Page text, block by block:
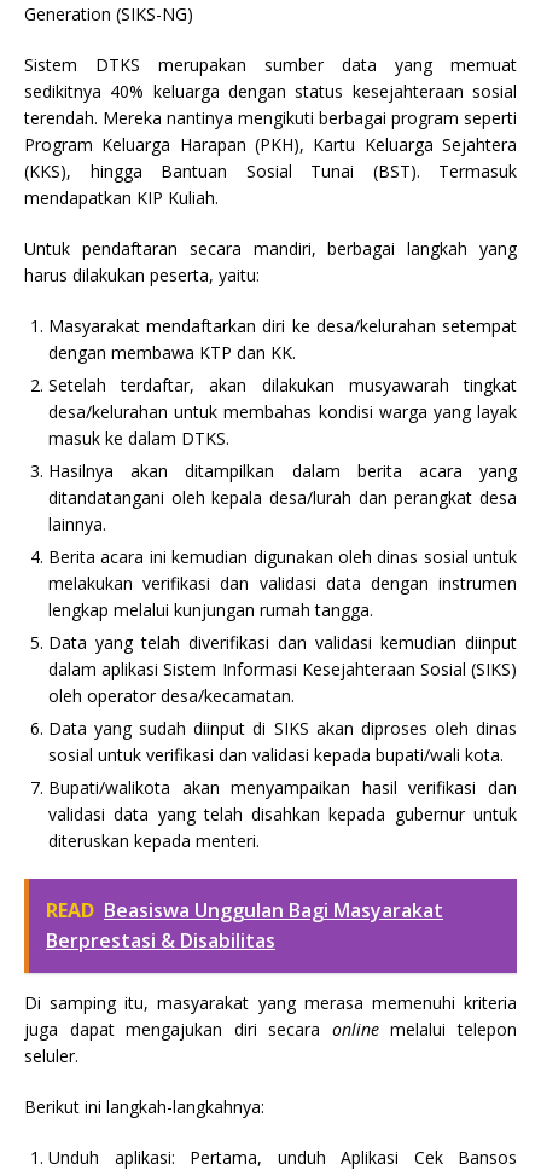
Generation (SIKS-NG)
Sistem DTKS merupakan sumber data yang memuat
sedikitnya 40% keluarga dengan status kesejahteraan sosial
terendah. Mereka nantinya mengikuti berbagai program seperti
Program Keluarga Harapan (PKH), Kartu Keluarga Sejahtera
(KKS), hingga Bantuan Sosial Tunai (BST). Termasuk
mendapatkan KIP Kuliah.
Untuk pendaftaran secara mandiri, berbagai langkah yang
harus dilakukan peserta, yaitu:
Masyarakat mendaftarkan diri ke desa/kelurahan setempat
dengan membawa KTP dan KK.
Setelah terdaftar, akan dilakukan musyawarah tingkat
desa/kelurahan untuk membahas kondisi warga yang layak
masuk ke dalam DTKS.
Hasilnya akan ditampilkan dalam berita acara yang
ditandatangani oleh kepala desa/lurah dan perangkat desa
lainnya.
Berita acara ini kemudian digunakan oleh dinas sosial untuk
melakukan verifikasi dan validasi data dengan instrumen
lengkap melalui kunjungan rumah tangga.
Data yang telah diverifikasi dan validasi kemudian diinput
dalam aplikasi Sistem Informasi Kesejahteraan Sosial (SIKS)
oleh operator desa/kecamatan.
Data yang sudah diinput di SIKS akan diproses oleh dinas
sosial untuk verifikasi dan validasi kepada bupati/wali kota.
Bupati/walikota akan menyampaikan hasil verifikasi dan
validasi data yang telah disahkan kepada gubernur untuk
diteruskan kepada menteri.
READ Beasiswa Unggulan Bagi Masyarakat
Berprestasi & Disabilitas
Di samping itu, masyarakat yang merasa memenuhi kriteria
juga dapat mengajukan diri secara onlinemelalui telepon
seluler.
Berikut ini langkah-langkahnya:
Unduh aplikasi: Pertama, unduh Aplikasi Cek Bansos